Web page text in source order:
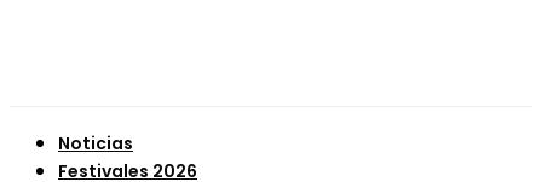
Noticias
Festivales 2026